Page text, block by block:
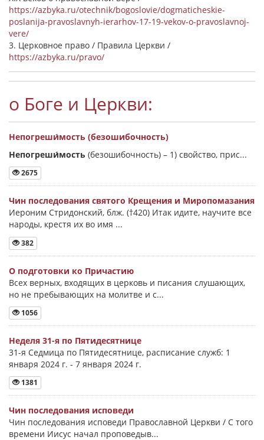
https://azbyka.ru/otechnik/bogoslovie/dogmaticheskie-
poslanija-pravoslavnyh-ierarhov-17-19-vekov-o-pravoslavnoj-
vere/
3. Церковное право / Правила Церкви /
https://azbyka.ru/pravo/
о Боге и Церкви:
Непогреши́мость (безошибочность)
Непогреши́мость (безошибочность) – 1) свойство, прис...
2675
Чин последования святого Крещения и Миропомазания
Иероним Стридонский, блж. (†420) Итак идите, научите все
народы, крестя их во имя ...
382
О подготовки ко Причастию
Всех верных, входящих в церковь и писания слушающих,
но не пребывающих на молитве и с...
1056
Неделя 31-я по Пятидесятнице
31-я Седмица по Пятидесятнице, расписание служб: 1
января 2024 г. - 7 января 2024 г.
1381
Чин последования исповеди
Чин последования исповеди Православной Церкви / С того
времени Иисус начал проповедыв...